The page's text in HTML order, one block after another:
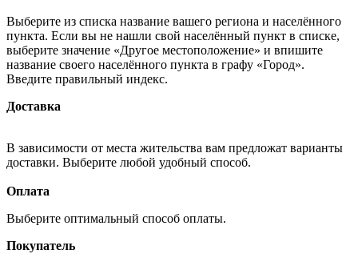
Выберите из списка название вашего региона и населённого
пункта. Если вы не нашли свой населённый пункт в списке,
выберите значение «Другое местоположение» и впишите
название своего населённого пункта в графу «Город».
Введите правильный индекс.
Доставка
В зависимости от места жительства вам предложат варианты
доставки. Выберите любой удобный способ.
Оплата
Выберите оптимальный способ оплаты.
Покупатель